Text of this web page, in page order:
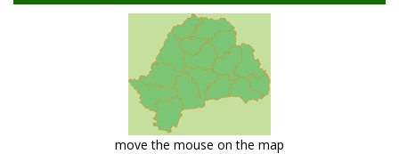
move the mouse on the map